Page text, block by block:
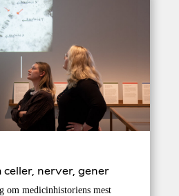
nerver, gener
om medicinhistoriens mest